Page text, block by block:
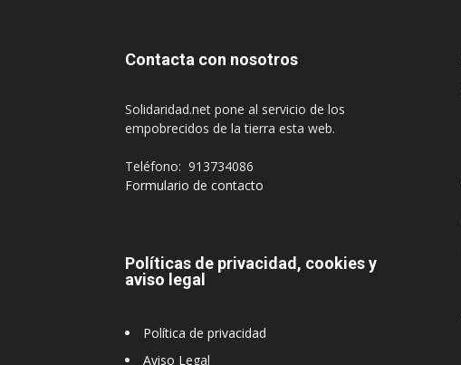
Contacta con nosotros
Solidaridad.net pone al servicio de los
empobrecidos de la tierra esta web.
Teléfono: 913734086
Formulario de contacto
Políticas de privacidad, cookies y
aviso legal
Política de privacidad
Aviso Legal